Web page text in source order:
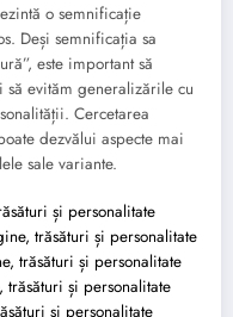
o semnificație
Deși semnificația sa
este important să
evităm generalizările cu
Cercetarea
dezvălui aspecte mai
sale variante.
și personalitate
trăsături și personalitate
trăsături și personalitate
și personalitate
și personalitate